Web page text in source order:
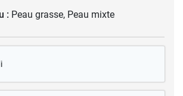
: Peau grasse, Peau mixte